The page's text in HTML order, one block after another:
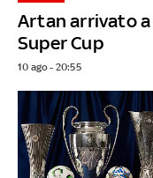
Artan arrivato
Super Cup
10 ago - 20:55